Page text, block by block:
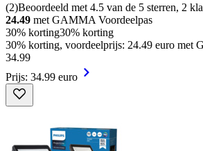
(2)Beoordeeld met 4.5 van de 5 sterren, 2
24.49 met GAMMA Voordeelpas
30% korting30% korting
30% korting, voordeelprijs: 24.49 euro met
34.99
Prijs: 34.99 euro